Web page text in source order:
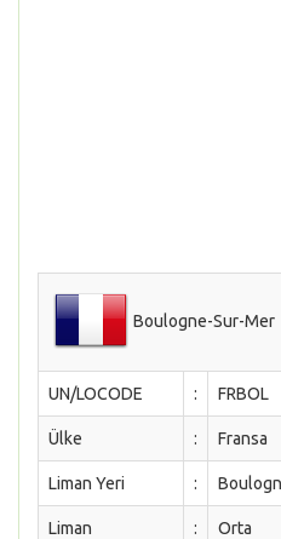
Boulogne-Sur-Mer
UN/LOCODE : FRBOL
Ülke : Fransa
Liman Yeri :
Liman
: Orta